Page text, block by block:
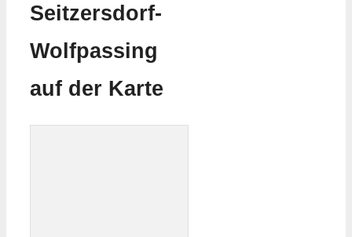
Seitzersdorf-
Wolfpassing
auf der Karte